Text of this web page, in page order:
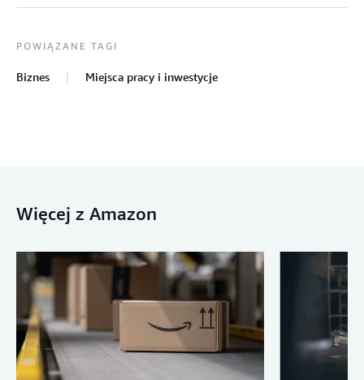
POWIĄZANE TAGI
Biznes Miejsca pracy i inwestycje
Więcej z Amazon